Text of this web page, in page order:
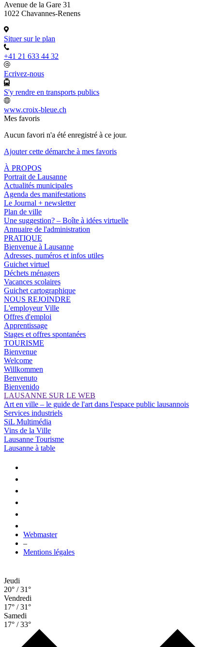
Avenue de la Gare 31
1022 Chavannes-Renens
Situer sur le plan
+41 21 633 44 32
Ecrivez-nous
S'y rendre en transports publics
www.croix-bleue.ch
Mes favoris
Aucun favori n'a été enregistré à ce jour.
Ajouter cette démarche à mes favoris
À PROPOS
Portrait de Lausanne
Actualités municipales
Agenda des manifestations
Le Journal + newsletter
Plan de ville
Une suggestion? – Boîte à idées virtuelle
Annuaire de l'administration
PRATIQUE
Bienvenue à Lausanne
Adresses, numéros et infos utiles
Guichet virtuel
Déchets ménagers
Vacances scolaires
Guichet cartographique
NOUS REJOINDRE
L'employeur Ville
Offres d'emploi
Apprentissage
Stages et offres spontanées
TOURISME
Bienvenue
Welcome
Willkommen
Benvenuto
Bienvenido
LAUSANNE SUR LE WEB
Art en ville – le guide de l'art dans l'espace public lausannois
Services industriels
SiL Multimédia
Vins de la Ville
Lausanne Tourisme
Lausanne à table
Webmaster
–
Mentions légales
Jeudi
20° / 31°
Vendredi
17° / 31°
Samedi
17° / 33°